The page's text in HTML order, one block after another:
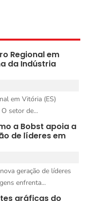
Regional em
da Indústria
em Vitória (ES)
setor de...
a Bobst apoia a
de líderes em
geração de líderes
enfrenta...
gráficas do